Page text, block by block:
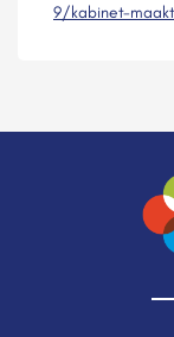
9/kabinet-